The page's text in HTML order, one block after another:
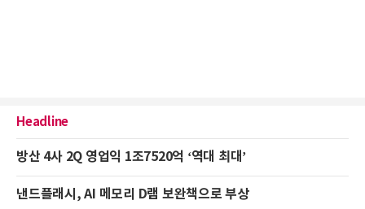
Headline
방산 4사 2Q 영업익 1조7520억 ‘역대 최대’
낸드플래시, AI 메모리 D램 보완책으로 부상